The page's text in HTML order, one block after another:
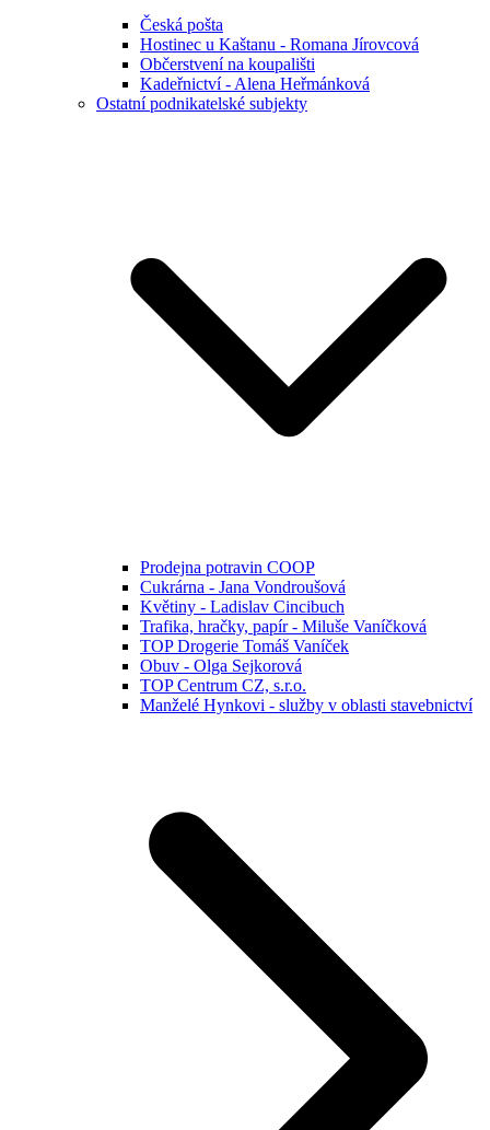
Česká pošta
Hostinec u Kaštanu - Romana Jírovcová
Občerstvení na koupališti
Kadeřnictví - Alena Heřmánková
Ostatní podnikatelské subjekty
Prodejna potravin COOP
Cukrárna - Jana Vondroušová
Květiny - Ladislav Cincibuch
Trafika, hračky, papír - Miluše Vaníčková
TOP Drogerie Tomáš Vaníček
Obuv - Olga Sejkorová
TOP Centrum CZ, s.r.o.
Manželé Hynkovi - služby v oblasti stavebnictví